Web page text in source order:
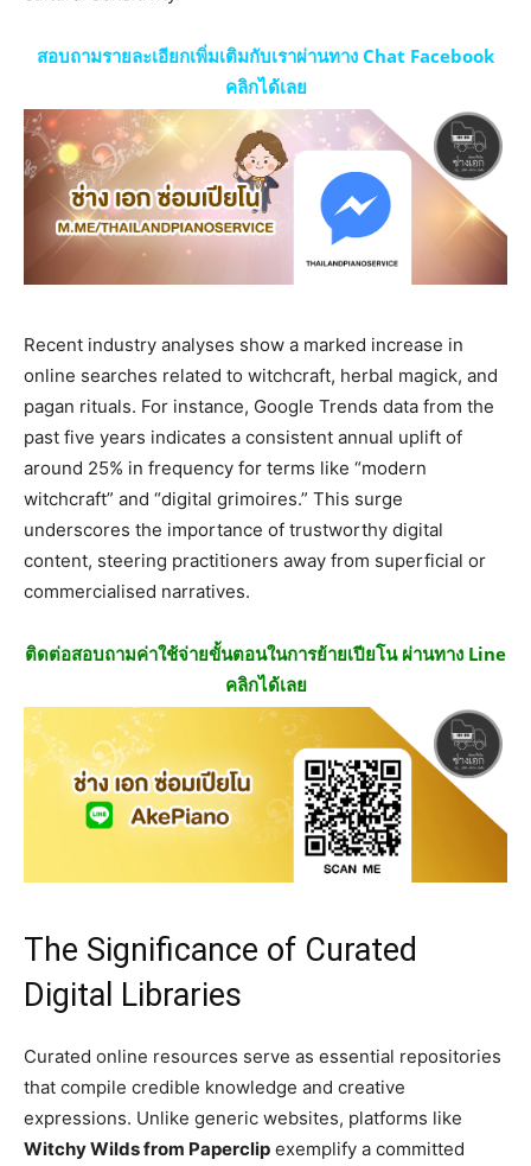
สอบถามรายละเอียกเพิ่มเติมกับเราผ่านทาง Chat Facebook
คลิกได้เลย
Recent industry analyses show a marked increase in
online searches related to witchcraft, herbal magick, and
pagan rituals. For instance, Google Trends data from the
past five years indicates a consistent annual uplift of
around 25% in frequency for terms like “modern
witchcraft” and “digital grimoires.” This surge
underscores the importance of trustworthy digital
content, steering practitioners away from superficial or
commercialised narratives.
ติดต่อสอบถามค่าใช้จ่ายขั้นตอนในการย้ายเปียโน ผ่านทาง Line
คลิกได้เลย
The Significance of Curated
Digital Libraries
Curated online resources serve as essential repositories
that compile credible knowledge and creative
expressions. Unlike generic websites, platforms like
Witchy Wilds from Paperclip exemplify a committed